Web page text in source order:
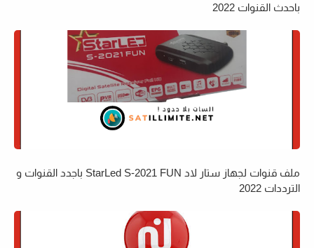
باحدث القنوات 2022
ملف قنوات لجهاز ستار لاد StarLed S-2021 FUN باجدد القنوات و
الترددات 2022